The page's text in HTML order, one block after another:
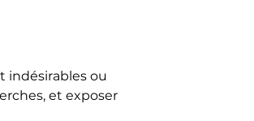
indésirables ou
et exposer